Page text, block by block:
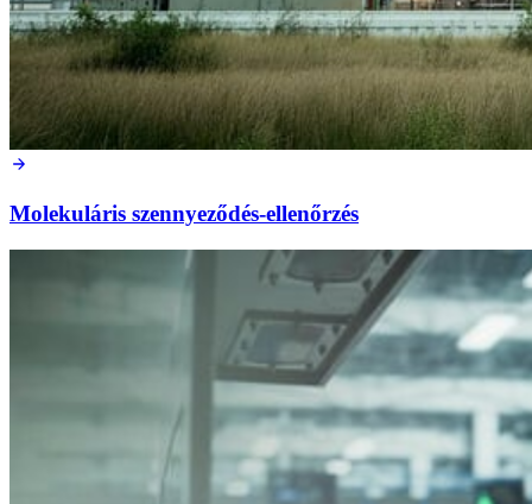
Molekuláris szennyeződés-ellenőrzés